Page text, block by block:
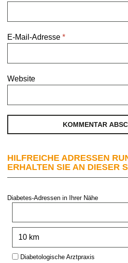
E-Mail-Adresse *
Website
HILFREICHE ADRESSEN
ERHALTEN SIE AN DIESER
Diabetes-Adressen in Ihrer Nähe
Type:Diabetologische Arztpraxis